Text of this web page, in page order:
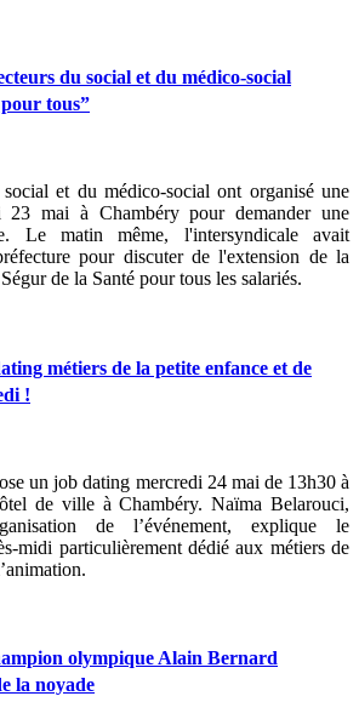
du social et du médico-social
tous”
et du médico-social ont organisé une
23 mai à Chambéry pour demander une
Le matin même, l'intersyndicale avait
pour discuter de l'extension de la
de la Santé pour tous les salariés.
métiers de la petite enfance et de
!
un job dating mercredi 24 mai de 13h30 à
de ville à Chambéry. Naïma Belarouci,
de l’événement, explique le
midi particulièrement dédié aux métiers de
olympique Alain Bernard
la noyade